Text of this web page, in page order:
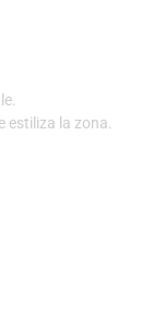
estiliza la zona.